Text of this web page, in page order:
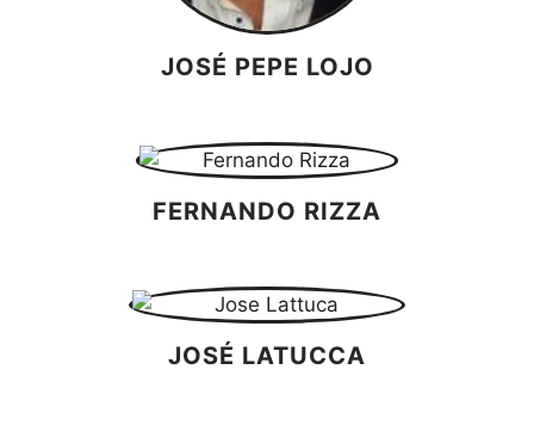
JOSÉ PEPE LOJO
FERNANDO RIZZA
JOSÉ LATUCCA